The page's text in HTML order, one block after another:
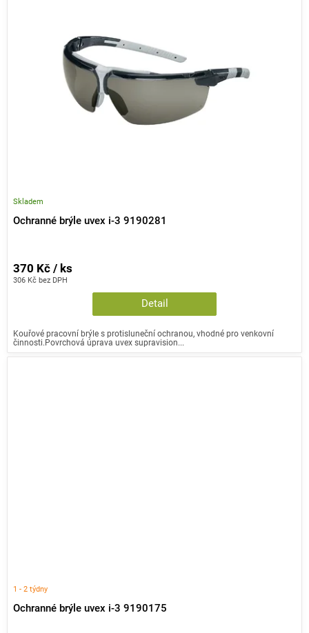
Ochranné brýle uvex i-3 9190281
Skladem
306 Kč bez DPH
370 Kč / ks
Detail
Kouřové pracovní brýle s protisluneční ochranou, vhodné pro venkovní
činnosti.Povrchová úprava uvex supravision...
Ochranné brýle uvex i-3 9190175
1 - 2 týdny